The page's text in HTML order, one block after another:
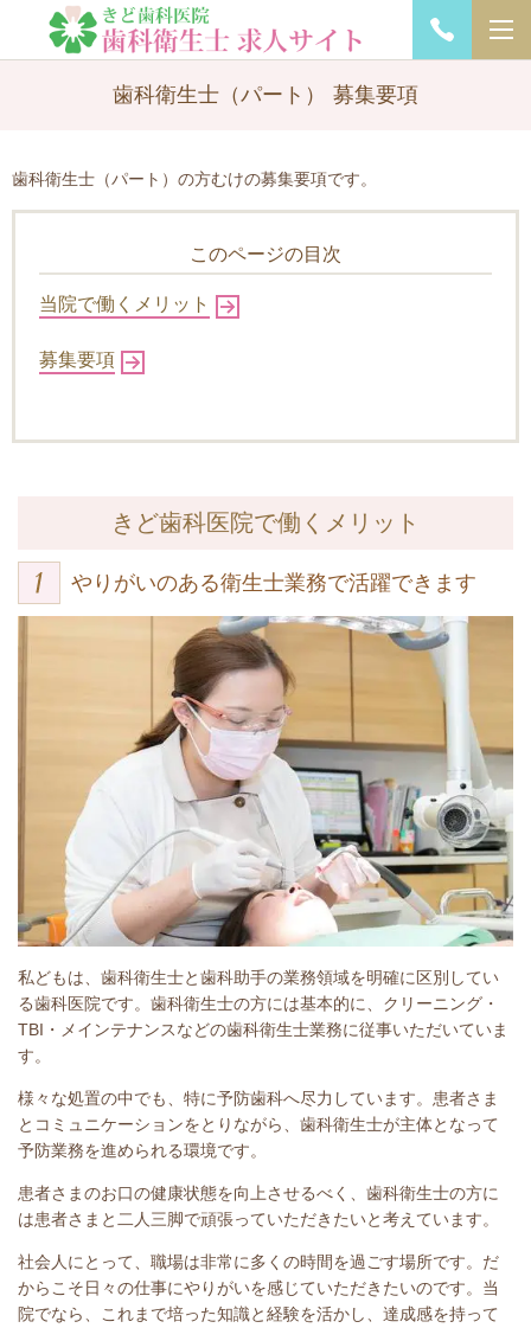
歯科衛生士（パート） 募集要項
歯科衛生士（パート）の方むけの募集要項です。
このページの目次
当院で働くメリット
募集要項
きど歯科医院で働くメリット
やりがいのある衛生士業務で活躍できます
私どもは、歯科衛生士と歯科助手の業務領域を明確に区別してい
る歯科医院です。歯科衛生士の方には基本的に、クリーニング・
TBI・メインテナンスなどの歯科衛生士業務に従事いただいていま
す。
様々な処置の中でも、特に予防歯科へ尽力しています。患者さま
とコミュニケーションをとりながら、歯科衛生士が主体となって
予防業務を進められる環境です。
患者さまのお口の健康状態を向上させるべく、歯科衛生士の方に
は患者さまと二人三脚で頑張っていただきたいと考えています。
社会人にとって、職場は非常に多くの時間を過ごす場所です。だ
からこそ日々の仕事にやりがいを感じていただきたいのです。当
院でなら、これまで培った知識と経験を活かし、達成感を持って